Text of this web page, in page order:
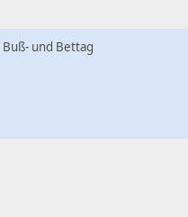
Buß- und Bettag